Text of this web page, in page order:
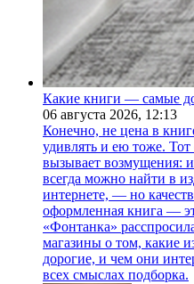
Какие книги — самые
06 августа 2026, 12:13
Конечно, не цена в
удивлять и ею тоже. Тот
вызывает возмущения:
всегда можно найти в
интернете, — но
оформленная книга —
«Фонтанка»
магазины о том, какие
дорогие, и чем они
всех смыслах подборка.